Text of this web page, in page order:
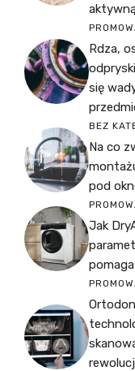
Rdza,
się
BEZ
Na co
pod
Jak